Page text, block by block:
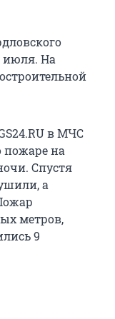
июля. На
в МЧС
пожаре на
Спустя
а
метров,
9